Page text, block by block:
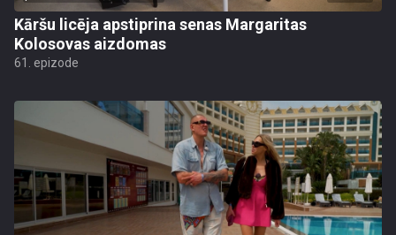
Kāršu licēja apstiprina senas Margaritas
Kolosovas aizdomas
61. epizode